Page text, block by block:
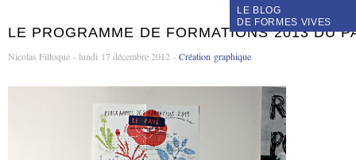
LE PROGRAMME DE FORMATIONS 2013 DU
Nicolas Filloque - lundi 17 décembre 2012 -Création graphique
LE BLOG
DE FORMES VIVES